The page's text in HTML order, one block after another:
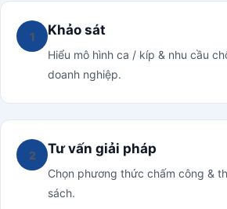
1 Khảo sát
Hiểu mô hình ca / kíp & nhu cầu
doanh nghiệp.
2 Tư vấn giải pháp
Chọn phương thức chấm công &
sách.